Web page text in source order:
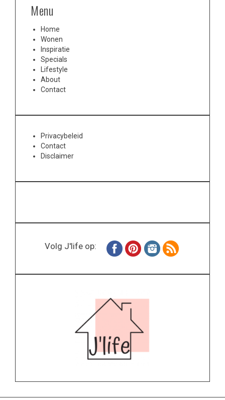
Menu
Home
Wonen
Inspiratie
Specials
Lifestyle
About
Contact
Privacybeleid
Contact
Disclaimer
Volg J'life op: